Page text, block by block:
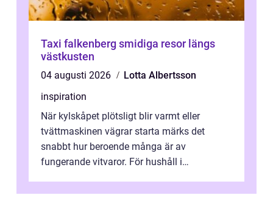
Taxi falkenberg smidiga resor längs
västkusten
04 augusti 2026
Lotta Albertsson
inspiration
När kylskåpet plötsligt blir varmt eller
tvättmaskinen vägrar starta märks det
snabbt hur beroende många är av
fungerande vitvaror. För hushåll i
vitvaruservice en...